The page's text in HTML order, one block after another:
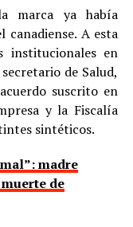
marca ya había
canadiense. A esta
institucionales en
de Salud,
suscrito en
y la Fiscalía
sintéticos.
madre
de